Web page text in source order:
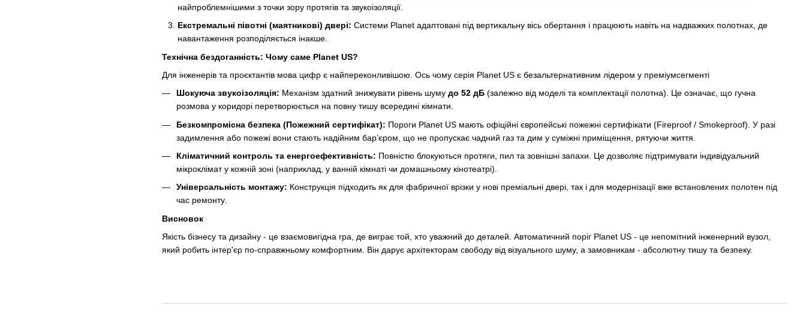
найпроблемнішими з точки зору протягів та звукоізоляції.
Екстремальні півотні (маятникові) двері: Системи Planet адаптовані під вертикальну вісь обертання і працюють навіть на надважких полотнах, де
навантаження розподіляється інакше.
Технічна бездоганність: Чому саме Planet US?
Для інженерів та проєктантів мова цифр є найпереконливішою. Ось чому серія Planet US є безальтернативним лідером у преміумсегменті
Шокуюча звукоізоляція: Механізм здатний знижувати рівень шуму до 52 дБ (залежно від моделі та комплектації полотна). Це означає, що гучна
розмова у коридорі перетворюється на повну тишу всередині кімнати.
Безкомпромісна безпека (Пожежний сертифікат): Пороги Planet US мають офіційні європейські пожежні сертифікати (Fireproof / Smokeproof). У разі
задимлення або пожежі вони стають надійним бар’єром, що не пропускає чадний газ та дим у суміжні приміщення, рятуючи життя.
Кліматичний контроль та енергоефективність: Повністю блокуються протяги, пил та зовнішні запахи. Це дозволяє підтримувати індивідуальний
мікроклімат у кожній зоні (наприклад, у ванній кімнаті чи домашньому кінотеатрі).
Універсальність монтажу: Конструкція підходить як для фабричної врізки у нові преміальні двері, так і для модернізації вже встановлених полотен під
час ремонту.
Висновок
Якість бізнесу та дизайну - це взаємовигідна гра, де виграє той, хто уважний до деталей. Автоматичний поріг Planet US - це непомітний інженерний вузол,
який робить інтер'єр по-справжньому комфортним. Він дарує архітекторам свободу від візуального шуму, а замовникам - абсолютну тишу та безпеку.